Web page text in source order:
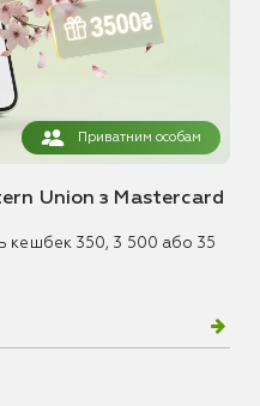
Приватним особам
Union з Mastercard
кешбек 350, 3 500 або 35